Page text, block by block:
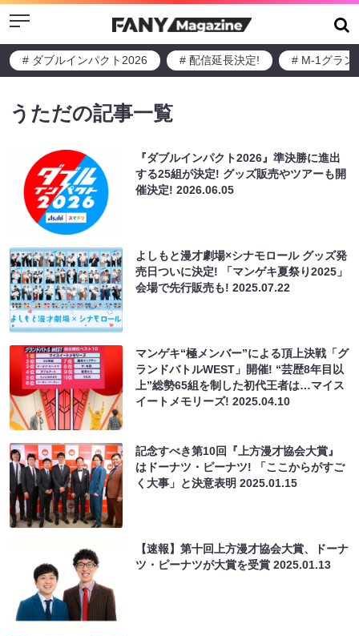
Menu
# ダブルインパクト2026 # 配信延長決定! # M-1グラン
うただの記事一覧
『ダブルインパクト2026』準決勝に進出
する25組が決定! グッズ販売やツアーも開
催決定!2026.06.05
よしもと漫才劇場×シナモロール グッズ発
売日ついに決定! 「マンゲキ夏祭り2025」
会場で先行販売も!2025.07.22
マンゲキ“極メンバー”による頂上決戦「グ
ランドバトルWEST」開催! “芸歴8年目以
上”総勢65組を制した初代王者は…マイス
イートメモリーズ!2025.04.10
記念すべき第10回『上方漫才協会大賞』
はドーナツ・ピーナツ! 「ここからがすご
く大事」と決意表明2025.01.15
【速報】第十回上方漫才協会大賞、ドーナ
ツ・ピーナツが大賞を受賞2025.01.13